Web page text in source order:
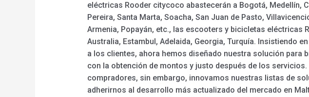
eléctricas Rooder citycoco abastecerán a Bogotá, Medellín,
Pereira, Santa Marta, Soacha, San Juan de Pasto,
Armenia, Popayán, etc., las escooters y bicicletas eléctricas
Australia, Estambul, Adelaida, Georgia, Turquía. Insistiendo
a los clientes, ahora hemos diseñado nuestra solución
con la obtención de montos y justo después de los
compradores, sin embargo, innovamos nuestras listas de
adherirnos al desarrollo más actualizado del mercado en